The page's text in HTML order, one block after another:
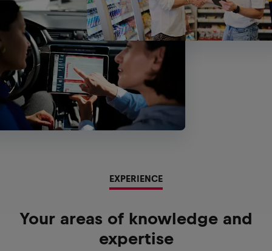
EXPERIENCE
Your areas of knowledge and
expertise